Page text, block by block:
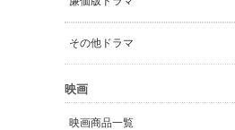
その他ドラマ
映画
映画商品一覧